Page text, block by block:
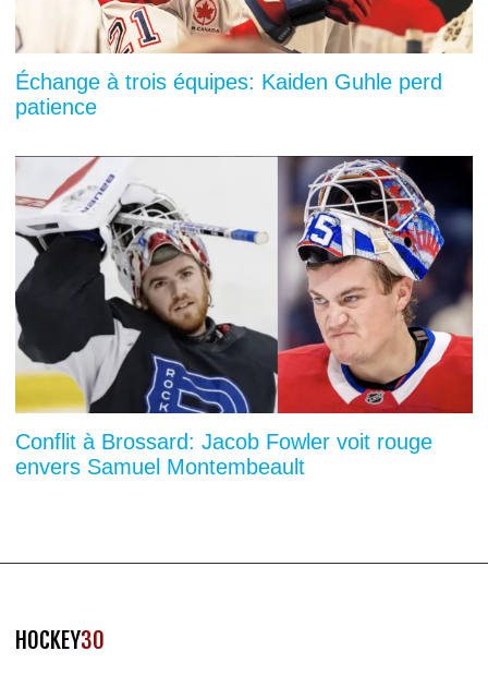
Échange à trois équipes: Kaiden Guhle perd
patience
Conflit à Brossard: Jacob Fowler voit rouge
envers Samuel Montembeault
HOCKEY30